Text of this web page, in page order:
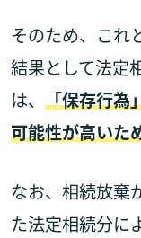
そのため、これ
結果として法定
は、 「保存行為
可能性が高いた
なお、相続放棄
た法定相続分に